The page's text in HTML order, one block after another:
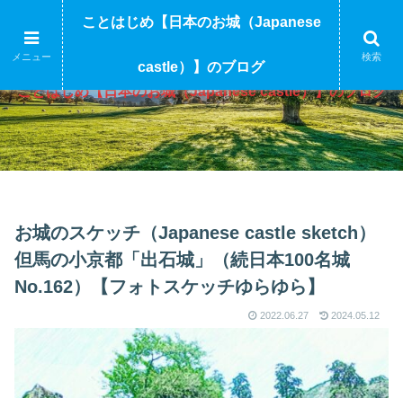
ことはじめ【日本のお城（Japanese castle）】のブログ
お城のスケッチ（Japanese castle sketch）
但馬の小京都「出石城」（続日本100名城
No.162）【フォトスケッチゆらゆら】
2022.06.27 2024.05.12
メニュー
ことはじめ【日本のお城（Japanese
castle）】のブログ
検索